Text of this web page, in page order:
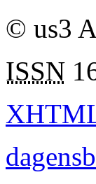
© us3
ISSN